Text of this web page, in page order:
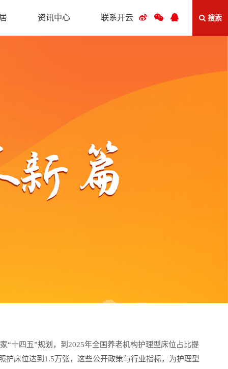
搜索
资讯中心 联系开云
“十四五”规划，到2025年全国养老机构护理型床位占比提
护床位达到1.5万张，这些公开政策与行业指标，为护理型